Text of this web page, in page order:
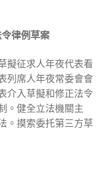
律例草案
擬征求人年夜代表看
列席人年夜常委會會
介入草擬和修正法令
。健全立法機關主
。摸索委托第三方草